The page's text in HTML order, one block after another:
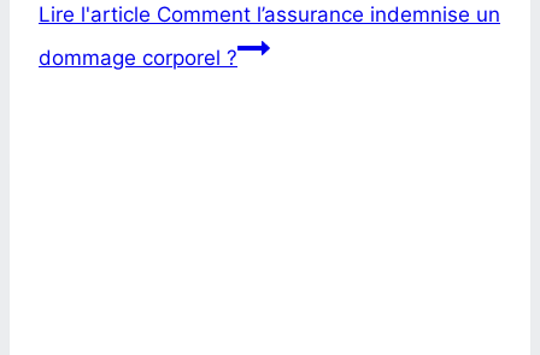
Lire l'article Comment l’assurance indemnise un
dommage corporel ?